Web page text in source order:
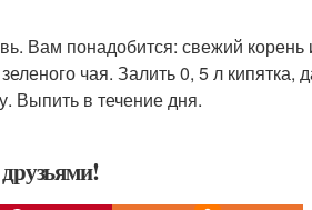
Вам понадобится: свежий
чая. Залить 0, 5 л кипятка,
Выпить в течение дня.